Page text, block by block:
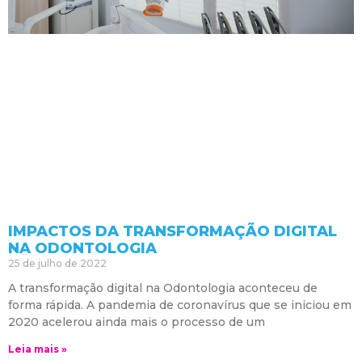
IMPACTOS DA TRANSFORMAÇÃO DIGITAL
NA ODONTOLOGIA
25 de julho de 2022
A transformação digital na Odontologia aconteceu de
forma rápida. A pandemia de coronavírus que se iniciou em
2020 acelerou ainda mais o processo de um
Leia mais »